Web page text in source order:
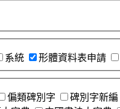
系統 形體資料表申請
偏類碑別字 碑別字新編